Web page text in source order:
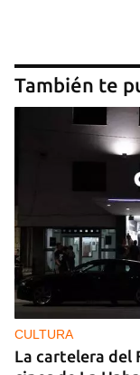
También te
CULTURA
La cartelera del